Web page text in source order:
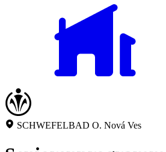
SCHWEFELBAD O. Nová Ves